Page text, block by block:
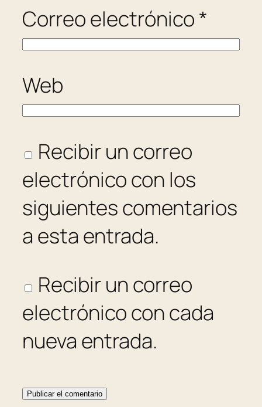
Correo electrónico*
Web
Recibir un correo
electrónico con los
siguientes comentarios
a esta entrada.
Recibir un correo
electrónico con cada
nueva entrada.